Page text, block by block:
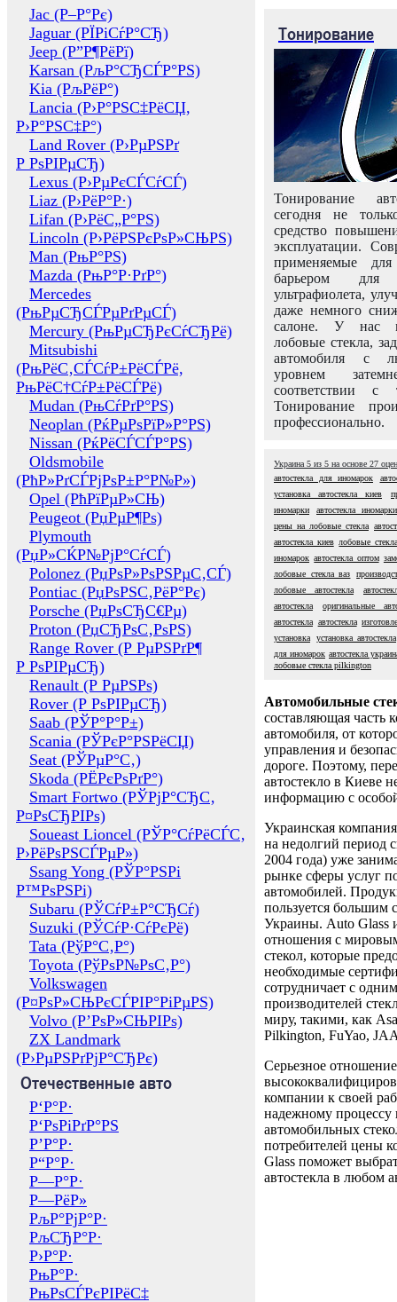
Jac (Р–Р°Рє)
Jaguar (РЇРіСѓР°СЂ)
Jeep (Р”Р¶РёРї)
Karsan (РљР°СЂСЃР°РЅ)
Kia (РљРёР°)
Lancia (Р›Р°РЅС‡РёСЏ,
Р›Р°РЅС‡Р°)
Land Rover (Р›РµРЅРґ
Р РѕРІРµСЂ)
Lexus (Р›РµРєСЃСѓСЃ)
Liaz (Р›РёР°Р·)
Lifan (Р›РёС„Р°РЅ)
Lincoln (Р›РёРЅРєРѕР»СЊРЅ)
Man (РњР°РЅ)
Mazda (РњР°Р·РґР°)
Mercedes
(РњРµСЂСЃРµРґРµСЃ)
Mercury (РњРµСЂРєСѓСЂРё)
Mitsubishi
(РњРёС‚СЃСѓР±РёСЃРё,
РњРёС†СѓР±РёСЃРё)
Mudan (РњСѓРґР°РЅ)
Neoplan (РќРµРѕРїР»Р°РЅ)
Nissan (РќРёСЃСЃР°РЅ)
Oldsmobile
(РћР»РґСЃРјРѕР±Р°Р№Р»)
Opel (РћРїРµР»СЊ)
Peugeot (РџРµР¶Рѕ)
Plymouth
(РџР»СЌР№РјР°СѓСЃ)
Polonez (РџРѕР»РѕРЅРµС‚СЃ)
Pontiac (РџРѕРЅС‚РёР°Рє)
Porsche (РџРѕСЂС€Рµ)
Proton (РџСЂРѕС‚РѕРЅ)
Range Rover (Р РµРЅРґР¶
Р РѕРІРµСЂ)
Renault (Р РµРЅРѕ)
Rover (Р РѕРІРµСЂ)
Saab (РЎР°Р°Р±)
Scania (РЎРєР°РЅРёСЏ)
Seat (РЎРµР°С‚)
Skoda (РЁРєРѕРґР°)
Smart Fortwo (РЎРјР°СЂС‚
Р¤РѕСЂРІРѕ)
Soueast Lioncel (РЎР°СѓРёСЃС‚
Р›РёРѕРЅСЃРµР»)
Ssang Yong (РЎР°РЅРі
Р™РѕРЅРі)
Subaru (РЎСѓР±Р°СЂСѓ)
Suzuki (РЎСѓР·СѓРєРё)
Tata (РўР°С‚Р°)
Toyota (РўРѕР№РѕС‚Р°)
Volkswagen
(Р¤РѕР»СЊРєСЃРІР°РіРµРЅ)
Volvo (Р’РѕР»СЊРІРѕ)
ZX Landmark
(Р›РµРЅРґРјР°СЂРє)
Отечественные авто
Р‘Р°Р·
Р‘РѕРіРґР°РЅ
Р’Р°Р·
Р“Р°Р·
Р—Р°Р·
Р—РёР»
РљР°РјР°Р·
РљСЂР°Р·
Р›Р°Р·
РњР°Р·
РњРѕСЃРєРІРёС‡
Тонирование
Тонирование
сегодня не
средство
эксплуатации.
применяемые
барьером для
ультрафиолета,
даже немного
салоне. У нас
лобовые стекла,
автомобиля с
уровнем
соответствии с
Тонирование
профессионально.
Украина 5 из 5 на основе 27
автостекла для иномарок
установка автостекла киев
иномарки
автостекла иномарки
цены на лобовые стекла
автостекла киев лобовые
иномарок автостекла оптом
лобовые стекла ваз
лобовые автостекла
автостекла
оригинальные
автостекла автостекла
установка
установка автостекла
для иномарок автостекла
лобовые стекла pilkington
Автомобильные
составляющая часть
автомобиля, от
управления и
дороге. Поэтому,
автостекло в Киеве
информацию с
Украинская
на недолгий период
2004 года) уже
рынке сферы услуг
автомобилей.
пользуется большим
Украины. Auto Glass
отношения с
стекол, которые
необходимые
сотрудничает с
производителей
миру, такими, как
Pilkington, FuYao,
Серьезное отношение
компании к своей
надежному процессу
автомобильных
потребителей цены
Glass поможет
автостекла в любом